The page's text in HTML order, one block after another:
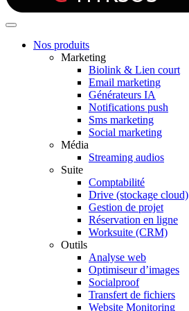
Nos produits
Marketing
Biolink & Lien court
Email marketing
Générateurs IA
Notifications push
Sms marketing
Social marketing
Média
Streaming audios
Suite
Comptabilité
Drive (stockage cloud)
Gestion de projet
Réservation en ligne
Worksuite (CRM)
Outils
Analyse web
Optimiseur d’images
Socialproof
Transfert de fichiers
Website Monitoring